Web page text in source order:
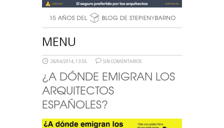
MENU
28/04/2014, 13:55 SIN COMENTARIOS
¿A DÓNDE EMIGRAN LOS
ARQUITECTOS
ESPAÑOLES?